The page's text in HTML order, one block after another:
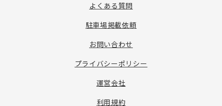
よくある質問
駐車場掲載依頼
お問い合わせ
プライバシーポリシー
運営会社
利用規約